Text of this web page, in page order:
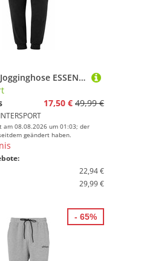
UHLSPORT Jogginghose ESSENTIAL PRO Kids
17,50 € 49,99 €
INTERSPORT
08.08.2026 um 01:03; der
geändert haben.
22,94 €
29,99 €
- 65%